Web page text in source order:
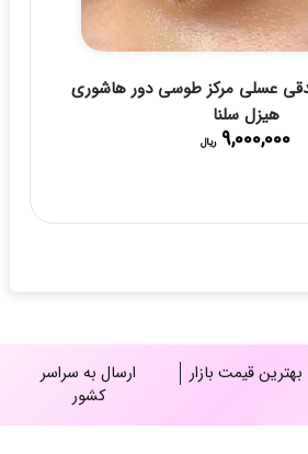
عسلی مرکز طوسی دور هاشوری
هیزل سلنا
9,000,000 ریال
بهترین قیمت بازار
ارسال به سراسر
کشور